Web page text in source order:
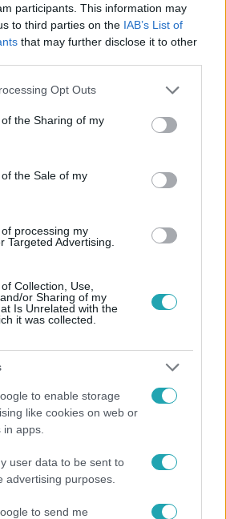
participants. This information may
to third parties on the IAB’s List of
that may further disclose it to other
app uses one or more Google
or usage behaviour. You may click to
to Google and its third-party tags to
specified purposes in below Google
Opt Outs
the Sharing of my
the Sale of my
processing my
Targeted Advertising.
Collection, Use,
or Sharing of my
Is Unrelated with the
it was collected.
to enable storage
like cookies on web or
apps.
user data to be sent to
advertising purposes.
to send me
értesülj a friss hírekről a
Követem
#ADÁSRÉSZLETEK